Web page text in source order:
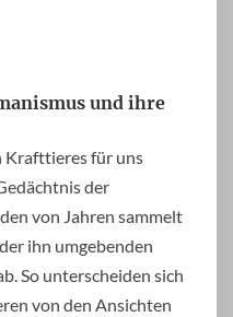
und ihre
Krafttieres für uns
der
von Jahren sammelt
ihn umgebenden
So unterscheiden sich
von den Ansichten